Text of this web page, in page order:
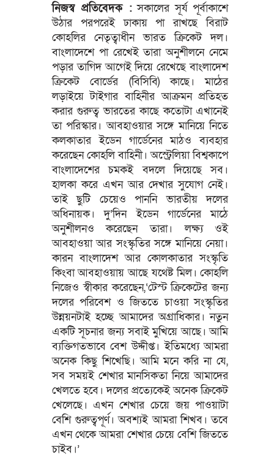
নিজস্ব প্রতিবেদক :সকালের সূর্য পূর্বাকাশে
উঠার পরপরেই ঢাকায় পা রাখছে বিরাট
কোহলির নেতৃত্বাধীন ভারত ক্রিকেট দল।
বাংলাদেশে পা রেখেই তারা অনুশীলনে নেমে
পড়ার তাগিদ আগেই দিয়ে রেখেছে বাংলাদেশ
ক্রিকেট বোর্ডের (বিসিবি) কাছে। মাঠের
লড়াইয়ে টাইগার বাহিনীর আক্রমন প্রতিহত
করার গুরুত্ব ভারতের কাছে কতোটা এখানেই
তা পরিস্কার। আবহাওয়ার সঙ্গে মানিয়ে নিতে
কলকাতার ইডেন গার্ডেনের মাঠও ব্যবহার
করেছেন কোহলি বাহিনী। অস্ট্রেলিয়া বিশ্বকাপে
বাংলাদেশের চমকই বদলে দিয়েছে সব।
হালকা করে এখন আর দেখার সুযোগ নেই।
তাই ছুটি চেয়েও পাননি ভারতীয় দলের
অধিনায়ক। দু’দিন ইডেন গার্ডেনের মাঠে
অনুশীলনও করেছেন তারা। লক্ষ্য ওই
আবহাওয়া আর সংস্কৃতির সঙ্গে মানিয়ে নেয়া।
কারন বাংলাদেশ আর কোলকাতার সংস্কৃতি
কিংবা আবহাওয়ায় আছে যথেষ্ট মিল। কোহলি
নিজেও স্বীকার করেছেন,‘টেস্ট ক্রিকেটের জন্য
দলের পরিবেশ ও জিততে চাওয়া সংস্কৃতির
উন্নয়নটাই হচ্ছে আমাদের অগ্রাধিকার। নতুন
একটি সূচনার জন্য সবাই মুখিয়ে আছে। আমি
ব্যক্তিগতভাবে বেশ উদ্দীপ্ত। ইতিমধ্যে আমরা
অনেক কিছু শিখেছি। আমি মনে করি না যে,
সব সময়ই শেখার মানসিকতা নিয়ে আমাদের
খেলতে হবে। দলের প্রত্যেকেই অনেক ক্রিকেট
খেলেছে। এখন শেখার চেয়ে জয় পাওয়াটা
বেশি গুরুত্বপূর্ণ। অবশ্যই আমরা শিখব। তবে
এখন থেকে আমরা শেখার চেয়ে বেশি জিততে
চাইব।’